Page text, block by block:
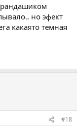
но эфект
какаято темная
#18